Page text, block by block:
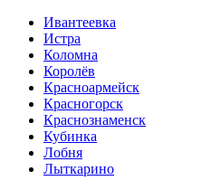
Ивантеевка
Истра
Коломна
Королёв
Красноармейск
Красногорск
Краснознаменск
Кубинка
Лобня
Лыткарино